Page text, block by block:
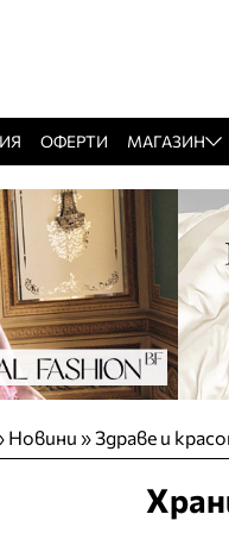
ОФЕРТИ МАГАЗИН
Новини »Здраве и